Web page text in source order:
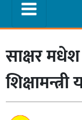
प्रदेश
मधेश
प्रदेश
लुम्बिनी
साक्षर मधेश
शिक्षामन्त्री